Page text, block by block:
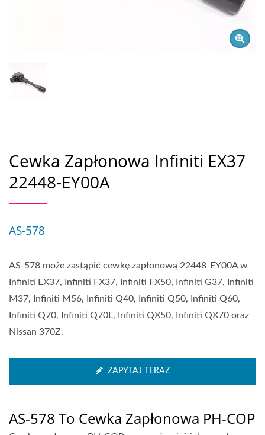
Cewka Zapłonowa Infiniti EX37
22448-EY00A
AS-578
AS-578 może zastąpić cewkę zapłonową 22448-EY00A w
Infiniti EX37, Infiniti FX37, Infiniti FX50, Infiniti G37, Infiniti
M37, Infiniti M56, Infiniti Q40, Infiniti Q50, Infiniti Q60,
Infiniti Q70, Infiniti Q70L, Infiniti QX50, Infiniti QX70 oraz
Nissan 370Z.
ZAPYTAJ TERAZ
AS-578 To Cewka Zapłonowa PH-COP